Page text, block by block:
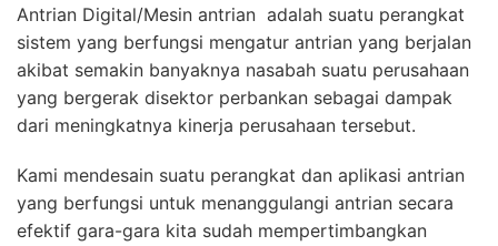
Antrian Digital/Mesin antrian adalah suatu perangkat
sistem yang berfungsi mengatur antrian yang berjalan
akibat semakin banyaknya nasabah suatu perusahaan
yang bergerak disektor perbankan sebagai dampak
dari meningkatnya kinerja perusahaan tersebut.
Kami mendesain suatu perangkat dan aplikasi antrian
yang berfungsi untuk menanggulangi antrian secara
efektif gara-gara kita sudah mempertimbangkan